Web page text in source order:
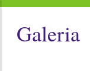
Galeria